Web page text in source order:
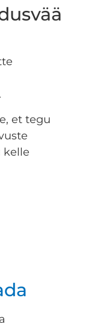
et tegu
kelle